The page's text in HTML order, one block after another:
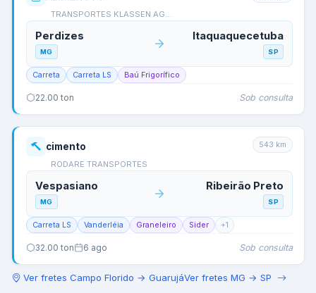
TRANSPORTES KLASSEN AG…
Perdizes
MG
Itaquaquecetuba
SP
Carreta Carreta LS Baú Frigorífico
22.00 ton Sob consulta
cimento
RODARE TRANSPORTES
543 km
Vespasiano
MG
Ribeirão Preto
SP
Carreta LS Vanderléia Graneleiro Sider +1
32.00 ton 6 ago Sob consulta
Ver fretes Campo Florido → GuarujáVer fretes MG → SP